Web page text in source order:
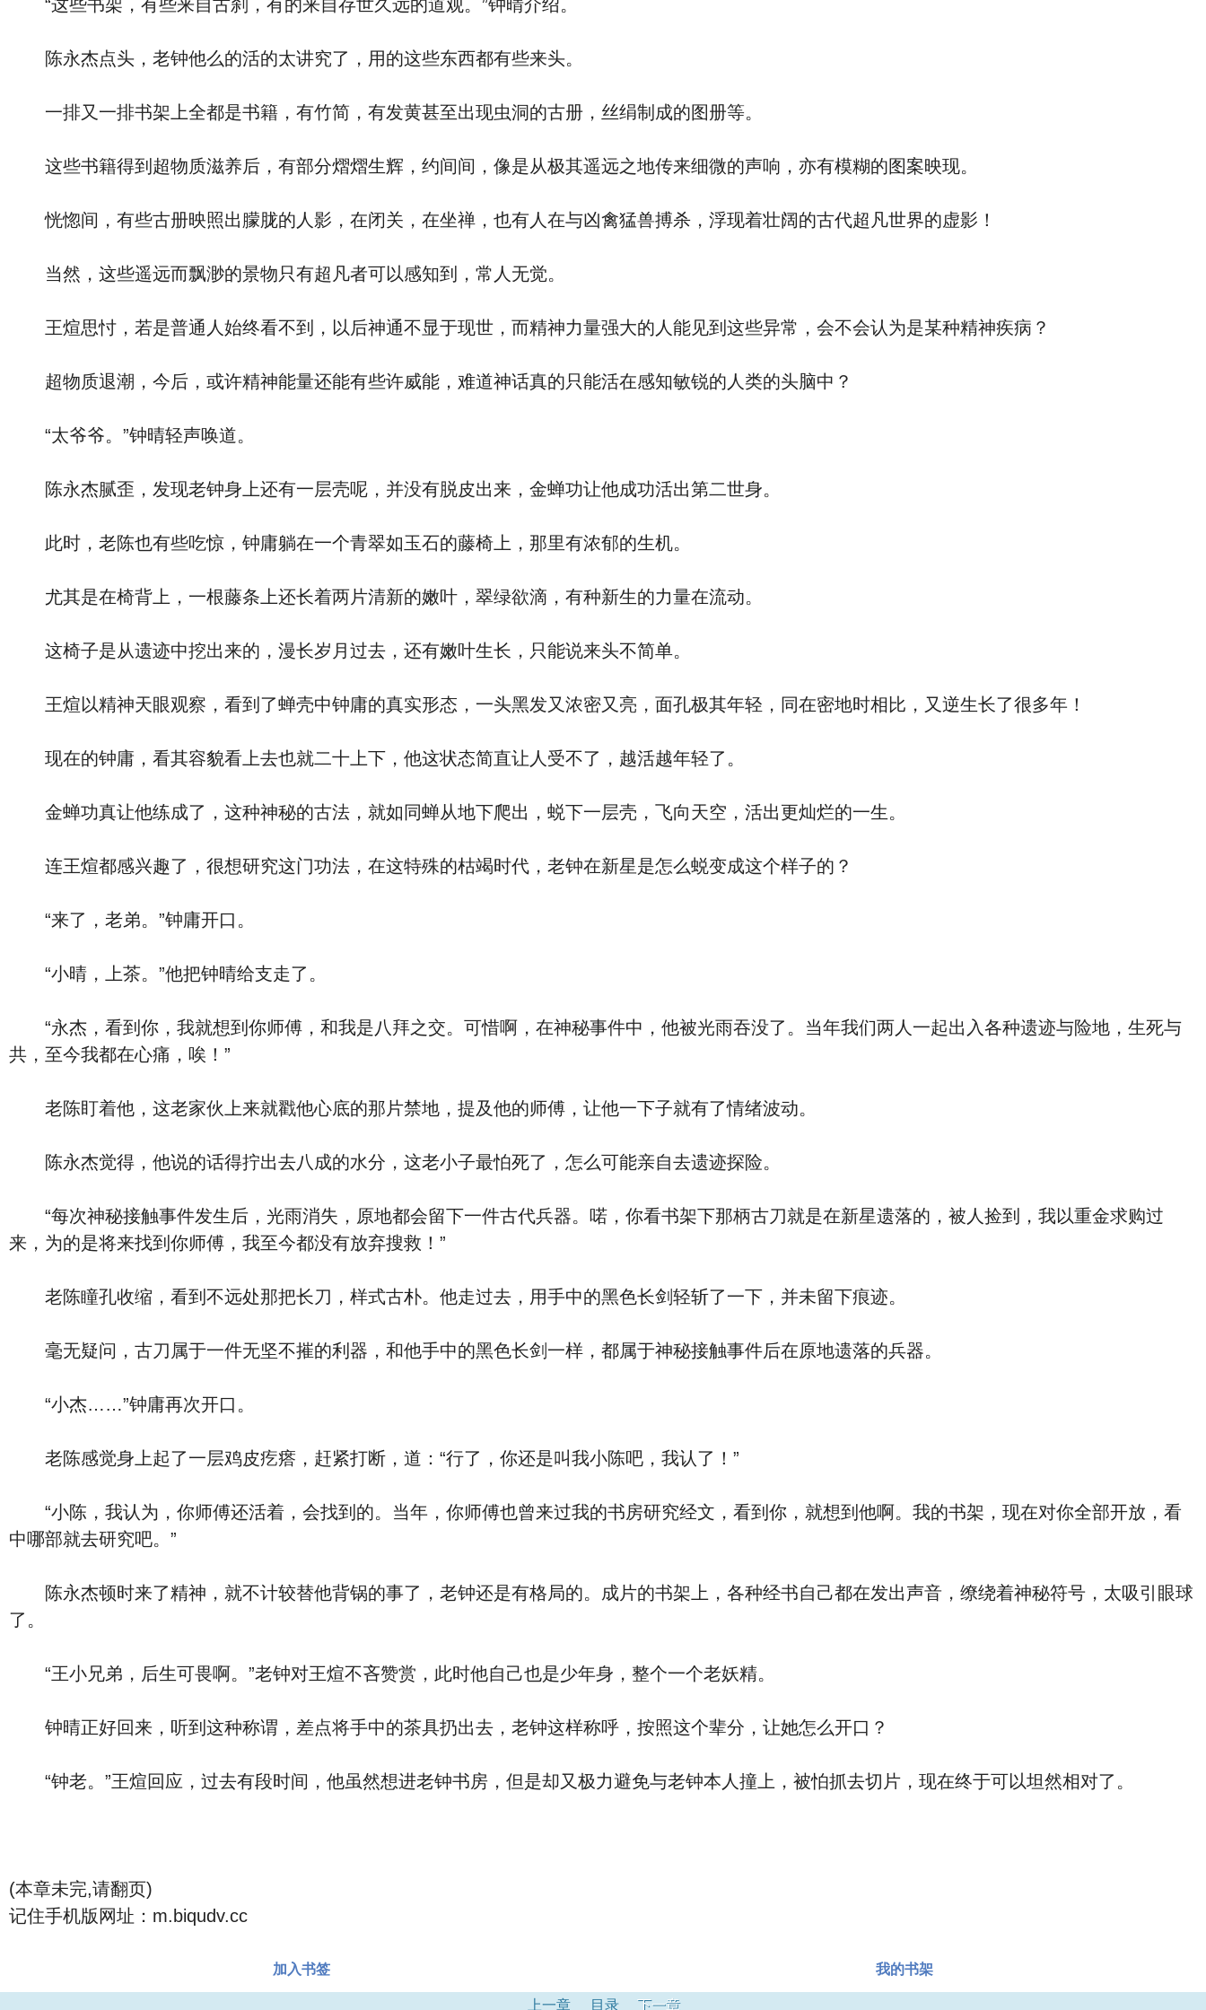
“这些书架，有些来自古刹，有的来自存世久远的道观。”钟晴介绍。
陈永杰点头，老钟他么的活的太讲究了，用的这些东西都有些来头。
一排又一排书架上全都是书籍，有竹简，有发黄甚至出现虫洞的古册，丝绢制成的图册等。
这些书籍得到超物质滋养后，有部分熠熠生辉，约间间，像是从极其遥远之地传来细微的声响，亦有模糊的图案映现。
恍惚间，有些古册映照出朦胧的人影，在闭关，在坐禅，也有人在与凶禽猛兽搏杀，浮现着壮阔的古代超凡世界的虚影！
当然，这些遥远而飘渺的景物只有超凡者可以感知到，常人无觉。
王煊思忖，若是普通人始终看不到，以后神通不显于现世，而精神力量强大的人能见到这些异常，会不会认为是某种精神疾病？
超物质退潮，今后，或许精神能量还能有些许威能，难道神话真的只能活在感知敏锐的人类的头脑中？
“太爷爷。”钟晴轻声唤道。
陈永杰腻歪，发现老钟身上还有一层壳呢，并没有脱皮出来，金蝉功让他成功活出第二世身。
此时，老陈也有些吃惊，钟庸躺在一个青翠如玉石的藤椅上，那里有浓郁的生机。
尤其是在椅背上，一根藤条上还长着两片清新的嫩叶，翠绿欲滴，有种新生的力量在流动。
这椅子是从遗迹中挖出来的，漫长岁月过去，还有嫩叶生长，只能说来头不简单。
王煊以精神天眼观察，看到了蝉壳中钟庸的真实形态，一头黑发又浓密又亮，面孔极其年轻，同在密地时相比，又逆生长了很多年！
现在的钟庸，看其容貌看上去也就二十上下，他这状态简直让人受不了，越活越年轻了。
金蝉功真让他练成了，这种神秘的古法，就如同蝉从地下爬出，蜕下一层壳，飞向天空，活出更灿烂的一生。
连王煊都感兴趣了，很想研究这门功法，在这特殊的枯竭时代，老钟在新星是怎么蜕变成这个样子的？
“来了，老弟。”钟庸开口。
“小晴，上茶。”他把钟晴给支走了。
“永杰，看到你，我就想到你师傅，和我是八拜之交。可惜啊，在神秘事件中，他被光雨吞没了。当年我们两人一起出入各种遗迹与险地，生死与
共，至今我都在心痛，唉！”
老陈盯着他，这老家伙上来就戳他心底的那片禁地，提及他的师傅，让他一下子就有了情绪波动。
陈永杰觉得，他说的话得拧出去八成的水分，这老小子最怕死了，怎么可能亲自去遗迹探险。
“每次神秘接触事件发生后，光雨消失，原地都会留下一件古代兵器。喏，你看书架下那柄古刀就是在新星遗落的，被人捡到，我以重金求购过
来，为的是将来找到你师傅，我至今都没有放弃搜救！”
老陈瞳孔收缩，看到不远处那把长刀，样式古朴。他走过去，用手中的黑色长剑轻斩了一下，并未留下痕迹。
毫无疑问，古刀属于一件无坚不摧的利器，和他手中的黑色长剑一样，都属于神秘接触事件后在原地遗落的兵器。
“小杰……”钟庸再次开口。
老陈感觉身上起了一层鸡皮疙瘩，赶紧打断，道：“行了，你还是叫我小陈吧，我认了！”
“小陈，我认为，你师傅还活着，会找到的。当年，你师傅也曾来过我的书房研究经文，看到你，就想到他啊。我的书架，现在对你全部开放，看
中哪部就去研究吧。”
陈永杰顿时来了精神，就不计较替他背锅的事了，老钟还是有格局的。成片的书架上，各种经书自己都在发出声音，缭绕着神秘符号，太吸引眼球
了。
“王小兄弟，后生可畏啊。”老钟对王煊不吝赞赏，此时他自己也是少年身，整个一个老妖精。
钟晴正好回来，听到这种称谓，差点将手中的茶具扔出去，老钟这样称呼，按照这个辈分，让她怎么开口？
“钟老。”王煊回应，过去有段时间，他虽然想进老钟书房，但是却又极力避免与老钟本人撞上，被怕抓去切片，现在终于可以坦然相对了。
(本章未完,请翻页)
记住手机版网址：m.biqudv.cc
加入书签 我的书架
上一章 目录 下一章